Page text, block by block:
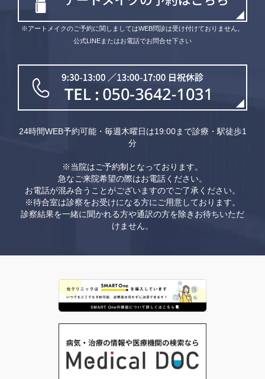
※アートメイクのご予約に関しましてはWEB問診は受け付けておりません。
公式LINEまたはお電話でお問合せ下さい
24時間WEB予約可能・毎週木曜日は19:00まで診療・駅徒歩1
分
※当院はご予約制となっております。
急なご来院希望の際はお電話ください。
お電話が混み合うことがございますのでご了承ください。
※待合室は診察をお受けになる方にご用意しております。
診察結果を一緒に聞かれる方や通訳の方を除きお待ちいただ
けません。